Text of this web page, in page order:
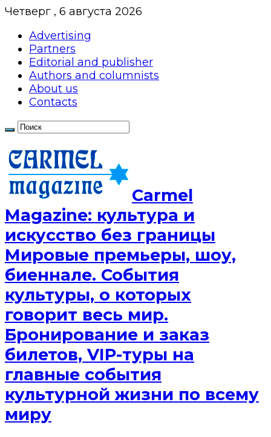
Четверг , 6 августа 2026
Advertising
Partners
Editorial and publisher
Authors and columnists
About us
Contacts
Сarmel
Magazine: культура и
искусство без границы
Мировые премьеры, шоу,
биеннале. События
культуры, о которых
говорит весь мир.
Бронирование и заказ
билетов, VIP-туры на
главные события
культурной жизни по всему
миру